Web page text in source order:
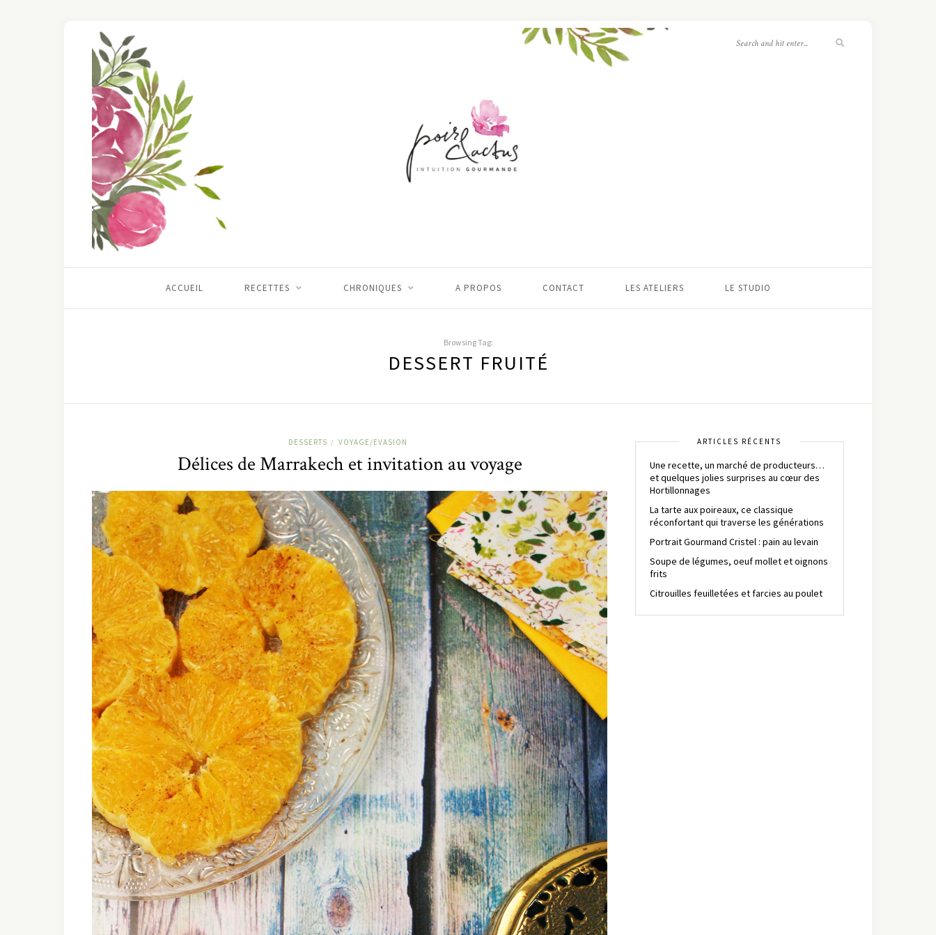
ACCUEIL RECETTES CHRONIQUES A PROPOS CONTACT LES ATELIERS LE STUDIO
Browsing Tag:
DESSERT FRUITÉ
DESSERTS / VOYAGE/EVASION
Délices de Marrakech et invitation au voyage
ARTICLES RÉCENTS
Une recette, un marché de producteurs…
et quelques jolies surprises au cœur des
Hortillonnages
La tarte aux poireaux, ce classique
réconfortant qui traverse les générations
Portrait Gourmand Cristel : pain au levain
Soupe de légumes, oeuf mollet et oignons
frits
Citrouilles feuilletées et farcies au poulet